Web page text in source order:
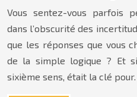
Vous sentez-vous parfois
dans l’obscurité des
que les réponses que vous
de la simple logique ? Et
sixième sens, était la clé